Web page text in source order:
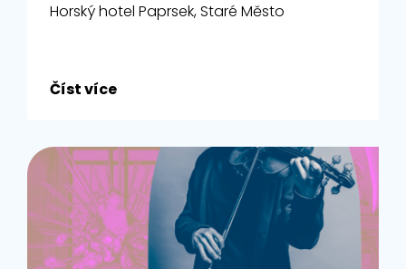
Horský hotel Paprsek, Staré Město
Číst více